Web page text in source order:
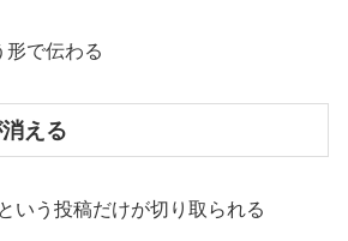
で伝わる
える
いう投稿だけが切り取られる